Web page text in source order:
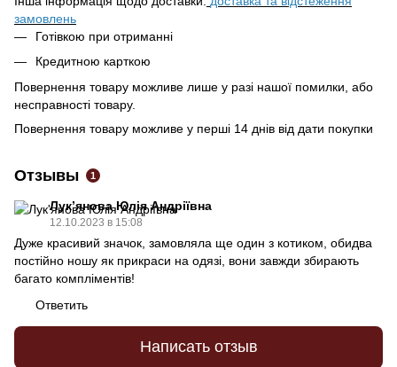
замовлень
Готівкою при отриманні
Кредитною карткою
Повернення товару можливе лише у разі нашої помилки, або
несправності товару.
Повернення товару можливе у перші 14 днів від дати покупки
Отзывы 1
Лукʼянова Юлія Андріївна
12.10.2023 в 15:08
Дуже красивий значок, замовляла ще один з котиком, обидва
постійно ношу як прикраси на одязі, вони завжди збирають
багато компліментів!
Ответить
Написать отзыв